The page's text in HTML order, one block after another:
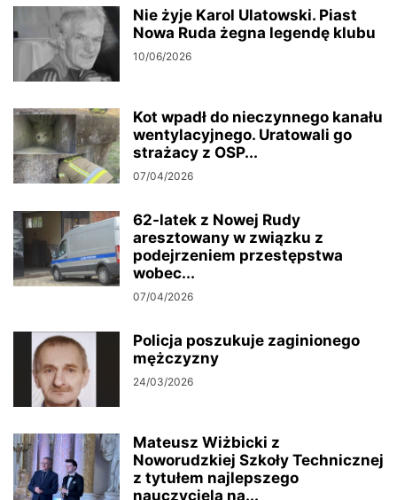
GMINA STOSZOWICE
KUDOWA ZDRÓJ LĄDEK ZDRÓJ LEWIN KŁODZKI MIĘDZYGÓRZE
MIĘDZYLESIE NOWA RUDA POLANICA ZDRÓJ
POWÓDŹ 2024
URZĄD PRACY WAŁBRZYSKA SPECJALNA STREFA EKONOMICZNA
ŻYCZENIA
Nie żyje Karol Ulatowski. Piast
Nowa Ruda żegna legendę klubu
10/06/2026
Kot wpadł do nieczynnego kanału
wentylacyjnego. Uratowali go
strażacy z OSP...
07/04/2026
62-latek z Nowej Rudy
aresztowany w związku z
podejrzeniem przestępstwa
wobec...
07/04/2026
Policja poszukuje zaginionego
mężczyzny
24/03/2026
Mateusz Wiżbicki z
Noworudzkiej Szkoły Technicznej
z tytułem najlepszego
nauczyciela na...